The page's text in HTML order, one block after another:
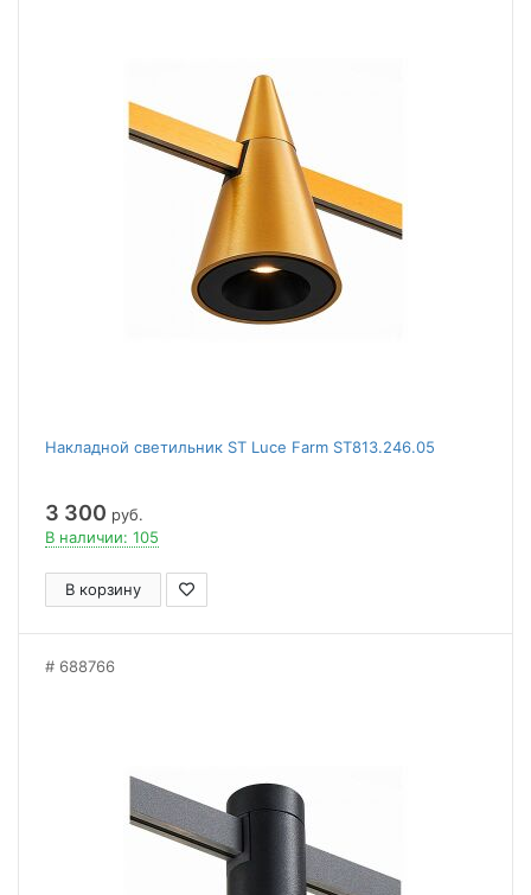
Накладной светильник ST Luce Farm ST813.246.05
3 300 руб.
В наличии: 105
В корзину
688766